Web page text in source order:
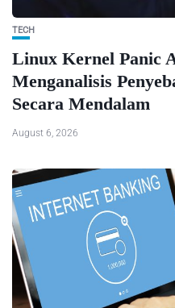
TECH
Linux Kernel Panic
Menganalisis
Secara Mendalam
August 6, 2026